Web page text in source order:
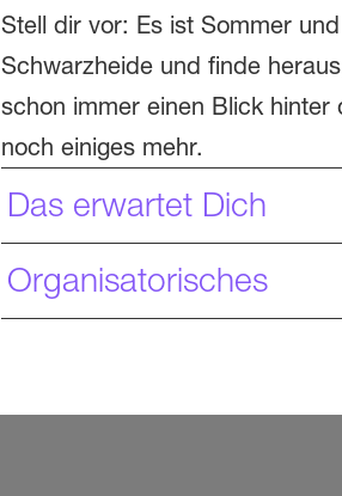
Stell dir vor: Es ist Sommer
Schwarzheide und finde
schon immer einen Blick
noch einiges mehr.
Das erwartet Dich
Organisatorisches